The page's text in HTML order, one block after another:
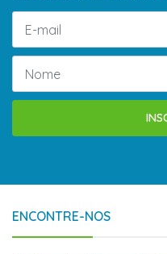
ENCONTRE-NOS